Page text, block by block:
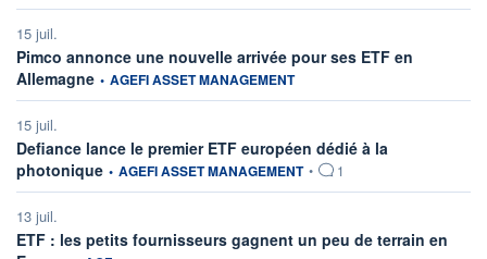
15 juil.
Pimco annonce une nouvelle arrivée pour ses ETF en
Allemagne information fournie par
• AGEFI ASSET MANAGEMENT
15 juil.
Defiance lance le premier ETF européen dédié à la
photonique information fournie par
• AGEFI ASSET MANAGEMENT • 1
13 juil.
ETF : les petits fournisseurs gagnent un peu de terrain en